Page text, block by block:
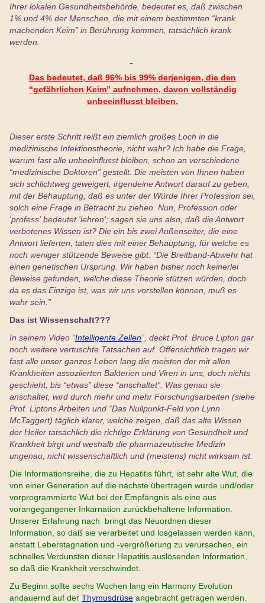
Ihrer lokalen Gesundheitsbehörde, bedeutet es, daß zwischen
1% und 4% der Menschen, die mit einem bestimmten “krank
machenden Keim” in Berührung kommen, tatsächlich krank
werden.
Das bedeutet, daß 96% bis 99% derjenigen, die den
“gefährlichen Keim” aufnehmen, davon vollständig
unbeeinflusst bleiben.
Dieser erste Schritt reißt ein ziemlich großes Loch in die
medizinische Infektionstheorie, nicht wahr? Ich habe die Frage,
warum fast alle unbeeinflusst bleiben, schon an verschiedene
“medizinische Doktoren” gestellt. Die meisten von Ihnen haben
sich schlichtweg geweigert, irgendeine Antwort darauf zu geben,
mit der Behauptung, daß es unter der Würde Ihrer Profession sei,
solch eine Frage in Betracht zu ziehen. Nun, Profession oder
'profess' bedeutet 'lehren'; sagen sie uns also, daß die Antwort
verbotenes Wissen ist? Die ein bis zwei Außenseiter, die eine
Antwort lieferten, taten dies mit einer Behauptung, für welche es
noch weniger stützende Beweise gibt: “Die Breitband-Abwehr hat
einen genetischen Ursprung. Wir haben bisher noch keinerlei
Beweise gefunden, welche diese Theorie stützen würden, doch
da es das Einzige ist, was wir uns vorstellen können, muß es
wahr sein.”
Das ist Wissenschaft???
In seinem Video “Intelligente Zellen”, deckt Prof. Bruce Lipton gar
noch weitere vertuschte Tatsachen auf. Offensichtlich tragen wir
fast alle unser ganzes Leben lang die meisten der mit allen
Krankheiten assoziierten Bakterien und Viren in uns, doch nichts
geschieht, bis “etwas” diese “anschaltet”. Was genau sie
anschaltet, wird durch mehr und mehr Forschungsarbeiten (siehe
Prof. Liptons Arbeiten und “Das Nullpunkt-Feld von Lynn
McTaggert) täglich klarer, welche zeigen, daß das alte Wissen
der Heiler tatsächlich die richtige Erklärung von Gesundheit und
Krankheit birgt und weshalb die pharmazeutische Medizin
ungenau, nicht wissenschaftlich und (meistens) nicht wirksam ist.
Die Informationsreihe, die zu Hepatitis führt, ist sehr alte Wut, die
von einer Generation auf die nächste übertragen wurde und/oder
vorprogrammierte Wut bei der Empfängnis als eine aus
vorangegangener Inkarnation zurückbehaltene Information.
Unserer Erfahrung nach bringt das Neuordnen dieser
Information, so daß sie verarbeitet und losgelassen werden kann,
anstatt Leberstagnation und -vergrößerung zu verursachen, ein
schnelles Verdunsten dieser Hepatitis auslösenden Information,
so daß die Krankheit verschwindet.
Zu Beginn sollte sechs Wochen lang ein Harmony Evolution
andauernd auf der Thymusdrüse angebracht getragen werden.